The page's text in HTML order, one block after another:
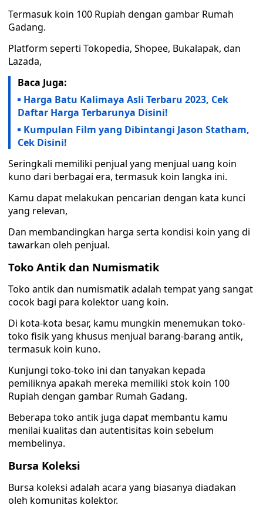
Termasuk koin 100 Rupiah dengan gambar Rumah
Gadang.
Platform seperti Tokopedia, Shopee, Bukalapak, dan
Lazada,
Baca Juga:
Harga Batu Kalimaya Asli Terbaru 2023, Cek
Daftar Harga Terbarunya Disini!
Kumpulan Film yang Dibintangi Jason Statham,
Cek Disini!
Seringkali memiliki penjual yang menjual uang koin
kuno dari berbagai era, termasuk koin langka ini.
Kamu dapat melakukan pencarian dengan kata kunci
yang relevan,
Dan membandingkan harga serta kondisi koin yang di
tawarkan oleh penjual.
Toko Antik dan Numismatik
Toko antik dan numismatik adalah tempat yang sangat
cocok bagi para kolektor uang koin.
Di kota-kota besar, kamu mungkin menemukan toko-
toko fisik yang khusus menjual barang-barang antik,
termasuk koin kuno.
Kunjungi toko-toko ini dan tanyakan kepada
pemiliknya apakah mereka memiliki stok koin 100
Rupiah dengan gambar Rumah Gadang.
Beberapa toko antik juga dapat membantu kamu
menilai kualitas dan autentisitas koin sebelum
membelinya.
Bursa Koleksi
Bursa koleksi adalah acara yang biasanya diadakan
oleh komunitas kolektor.